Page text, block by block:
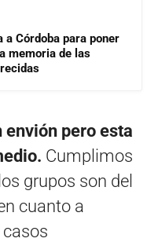
a Córdoba para poner
memoria de las
envión pero esta
Cumplimos
grupos son del
cuanto a